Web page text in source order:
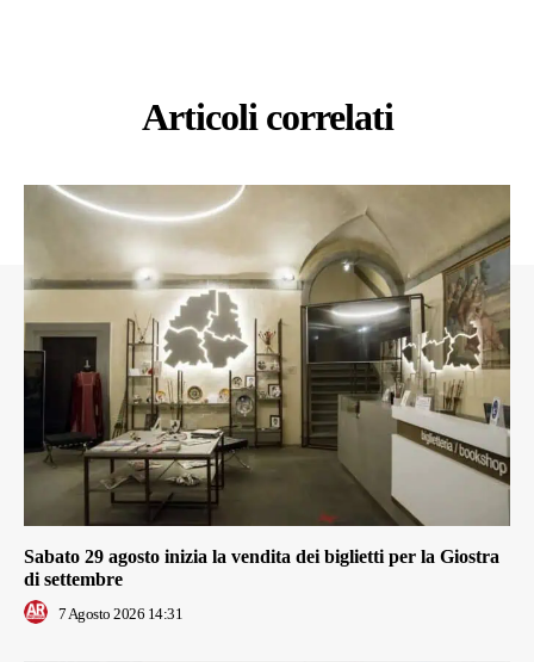
Articoli correlati
Sabato 29 agosto inizia la vendita dei biglietti per la Giostra
di settembre
7 Agosto 2026 14:31